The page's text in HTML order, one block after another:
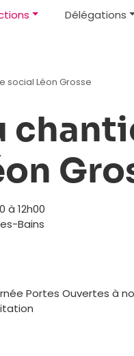
Délégations
social Léon Grosse
à 12h00
Bains
Portes Ouvertes à